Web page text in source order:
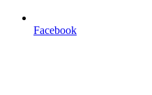
Facebook